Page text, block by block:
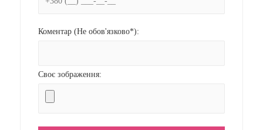
Коментар (Не обов'язково*):
Своє зображення: